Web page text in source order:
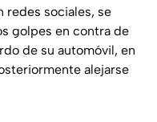
redes sociales, se
golpes en contra de
de su automóvil, en
alejarse